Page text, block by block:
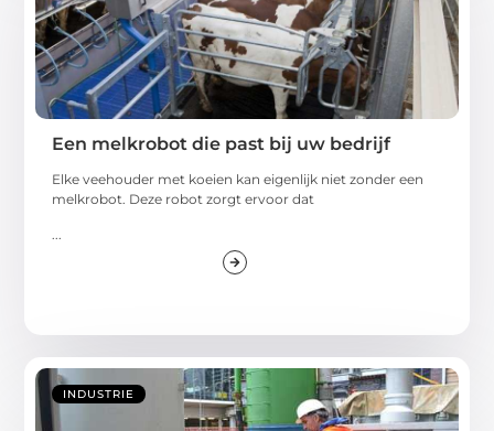
Een melkrobot die past bij uw bedrijf
Elke veehouder met koeien kan eigenlijk niet zonder een
melkrobot. Deze robot zorgt ervoor dat
INDUSTRIE